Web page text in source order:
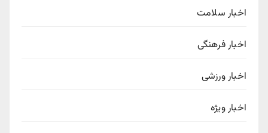
اخبار سلامت
اخبار فرهنگی
اخبار ورزشی
اخبار ویژه